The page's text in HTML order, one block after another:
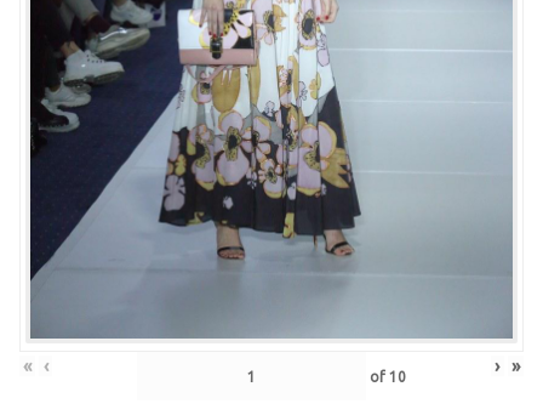
« ‹ of 10 › »